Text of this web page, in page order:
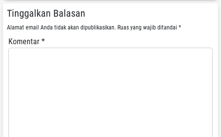
Tinggalkan Balasan
Alamat email Anda tidak akan dipublikasikan. Ruas yang wajib ditandai *
Komentar *